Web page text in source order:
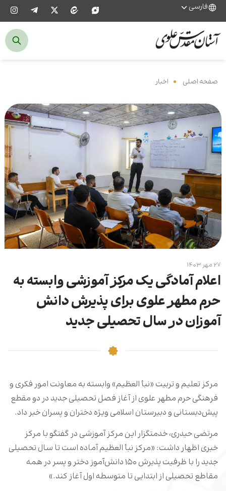
فارسی
صفحه اصلی اخبار
۲۷ مهر ۱۴۰۳
اعلام آمادگی یک مرکز آموزشی وابسته به
حرم مطهر علوی برای پذیرش دانش
آموزان در سال تحصیلی جدید
مرکز تعلیم و تربیت «نبأ العظیم» وابسته به معاونت امور فکری و
فرهنگی حرم مطهر علوی از آغاز فصل تحصیلی جدید در دو مقطع
پیش‌دبستانی و دبیرستان اسلامی ویژه دختران و پسران خبر داد.
مرتضی حیدری، خدمتگزار این مرکز آموزشی در گفتگو با مرکز
خبری اظهار داشت: «مرکز نبأ العظیم آماده است تا سال تحصیلی
جدید را با ظرفیت پذیرش ۱۵۰ دانش‌آموز دختر و پسر در همه
مقاطع تحصیلی از ابتدایی تا متوسطه اول آغاز کند.»